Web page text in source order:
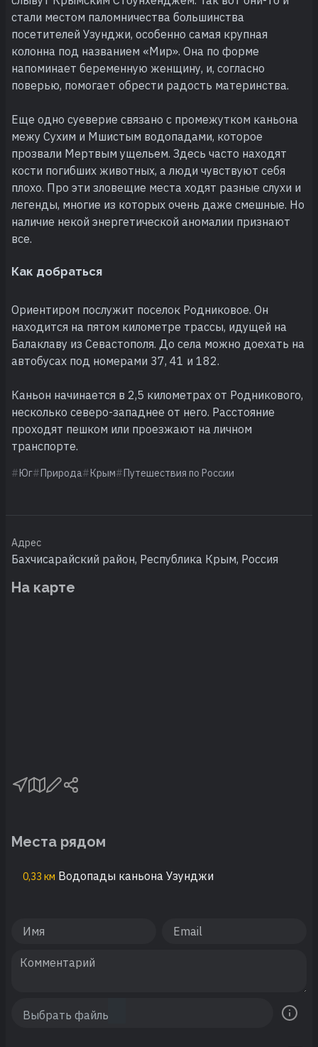
стали местом паломничества большинства
посетителей Узунджи, особенно самая крупная
колонна под названием «Мир». Она по форме
напоминает беременную женщину, и, согласно
поверью, помогает обрести радость материнства.
Еще одно суеверие связано с промежутком каньона
межу Сухим и Мшистым водопадами, которое
прозвали Мертвым ущельем. Здесь часто находят
кости погибших животных, а люди чувствуют себя
плохо. Про эти зловещие места ходят разные слухи и
легенды, многие из которых очень даже смешные. Но
наличие некой энергетической аномалии признают
все.
Как добраться
Ориентиром послужит поселок Родниковое. Он
находится на пятом километре трассы, идущей на
Балаклаву из Севастополя. До села можно доехать на
автобусах под номерами 37, 41 и 182.
Каньон начинается в 2,5 километрах от Родникового,
несколько северо-западнее от него. Расстояние
проходят пешком или проезжают на личном
транспорте.
Юг Природа Крым Путешествия по России
Адрес
Бахчисарайский район, Республика Крым, Россия
На карте
Места рядом
0,33 км Водопады каньона Узунджи